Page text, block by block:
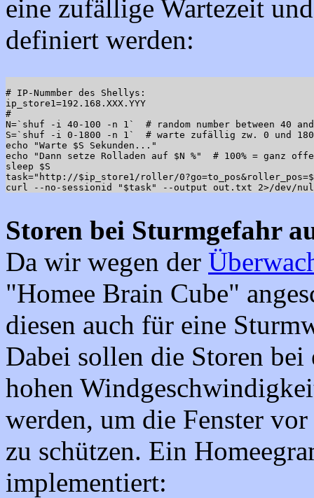
eine zufällige Wartezeit
definiert werden:
# IP-Nummber des Shellys:
ip_store1=192.168.XXX.YYY
#
N=`shuf -i 40-100 -n 1`  # random number between 40
S=`shuf -i 0-1800 -n 1`  # warte zufällig zw. 0 und
echo "Warte $S Sekunden..."
echo "Dann setze Rolladen auf $N %"  # 100% = ganz
sleep $S
task="http://$ip_store1/roller/
Storen bei Sturmgefahr
Da wir wegen der
"Homee Brain Cube"
diesen auch für eine
Dabei sollen die Storen
hohen
werden, um die Fenster
zu schützen. Ein
implementiert: